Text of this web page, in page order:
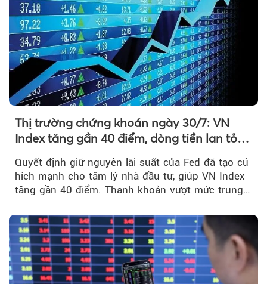
Thị trường chứng khoán ngày 30/7: VN
Index tăng gần 40 điểm, dòng tiền lan tỏa
mạnh sau tín hiệu tích cực từ Fed
Quyết định giữ nguyên lãi suất của Fed đã tạo cú
hích mạnh cho tâm lý nhà đầu tư, giúp VN Index
tăng gần 40 điểm. Thanh khoản vượt mức trung